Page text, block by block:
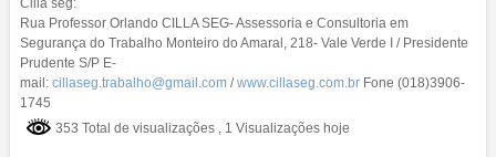
Cilla seg:
Rua Professor Orlando CILLA SEG- Assessoria e Consultoria em
Segurança do Trabalho Monteiro do Amaral, 218- Vale Verde I / Presidente
Prudente S/P E-
mail: cillaseg.trabalho@gmail.com/www.cillaseg.com.brFone (018)3906-
1745
353 Total de visualizações , 1 Visualizações hoje